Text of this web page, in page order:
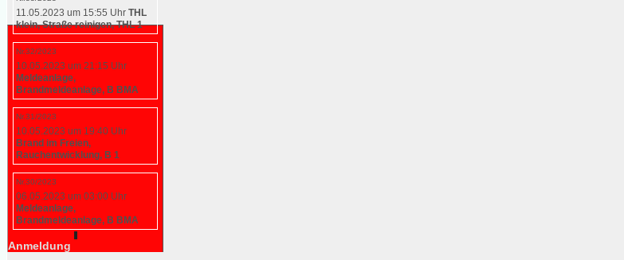
11.05.2023 um 15:55 Uhr THL
klein, Straße reinigen, THL 1
Nr.32/2023
10.05.2023 um 21:15 Uhr
Meldeanlage,
Brandmeldeanlage, B BMA
Nr.31/2023
10.05.2023 um 19:40 Uhr
Brand im Freien,
Rauchentwicklung, B 1
Nr.30/2023
06.05.2023 um 03:00 Uhr
Meldeanlage,
Brandmeldeanlage, B BMA
Anmeldung